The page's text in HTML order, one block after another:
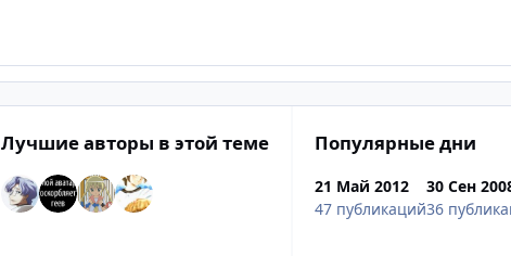
Лучшие авторы в этой теме Популярные дни
21 Май 2012
47 публикаций
30 Сен
36